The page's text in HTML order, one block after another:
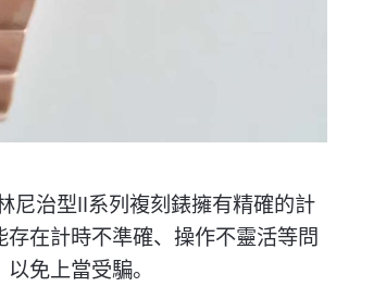
尼治型II系列複刻錶擁有精確的計
在計時不準確、操作不靈活等問
免上當受騙。